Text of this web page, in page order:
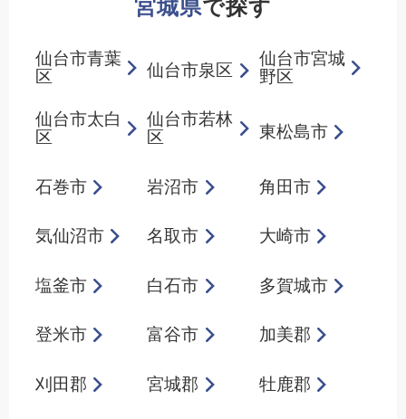
宮城県で探す
仙台市青葉
区
仙台市泉区
仙台市宮城
野区
仙台市太白
区
仙台市若林
区
東松島市
石巻市 岩沼市 角田市
気仙沼市 名取市 大崎市
塩釜市 白石市 多賀城市
登米市 富谷市 加美郡
刈田郡 宮城郡 牡鹿郡